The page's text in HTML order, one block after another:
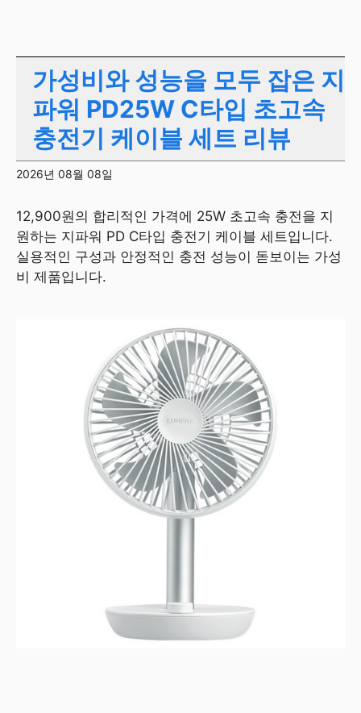
가성비와 성능을 모두 잡은 지
파워 PD25W C타입 초고속
충전기 케이블 세트 리뷰
2026년 08월 08일
12,900원의 합리적인 가격에 25W 초고속 충전을 지
원하는 지파워 PD C타입 충전기 케이블 세트입니다.
실용적인 구성과 안정적인 충전 성능이 돋보이는 가성
비 제품입니다.